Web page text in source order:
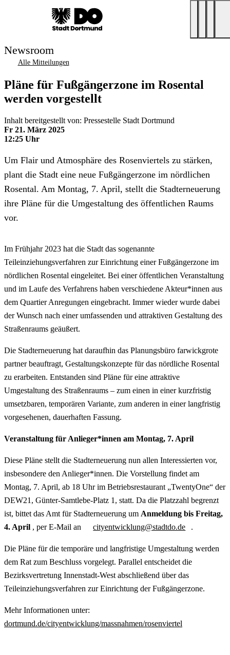
Newsroom
Alle Mitteilungen
Pläne für Fußgängerzone im Rosental
werden vorgestellt
Inhalt bereitgestellt von: Pressestelle Stadt Dortmund
Fr 21. März 2025
12:25 Uhr
Um Flair und Atmosphäre des Rosenviertels zu stärken,
plant die Stadt eine neue Fußgängerzone im nördlichen
Rosental. Am Montag, 7. April, stellt die Stadterneuerung
ihre Pläne für die Umgestaltung des öffentlichen Raums
vor.
Im Frühjahr 2023 hat die Stadt das sogenannte
Teileinziehungsverfahren zur Einrichtung einer Fußgängerzone im
nördlichen Rosental eingeleitet. Bei einer öffentlichen Veranstaltung
und im Laufe des Verfahrens haben verschiedene Akteur*innen aus
dem Quartier Anregungen eingebracht. Immer wieder wurde dabei
der Wunsch nach einer umfassenden und attraktiven Gestaltung des
Straßenraums geäußert.
Die Stadterneuerung hat daraufhin das Planungsbüro farwickgrote
partner beauftragt, Gestaltungskonzepte für das nördliche Rosental
zu erarbeiten. Entstanden sind Pläne für eine attraktive
Umgestaltung des Straßenraums – zum einen in einer kurzfristig
umsetzbaren, temporären Variante, zum anderen in einer langfristig
vorgesehenen, dauerhaften Fassung.
Veranstaltung für Anlieger*innen am Montag, 7. April
Diese Pläne stellt die Stadterneuerung nun allen Interessierten vor,
insbesondere den Anlieger*innen. Die Vorstellung findet am
Montag, 7. April, ab 18 Uhr im Betriebsrestaurant „TwentyOne“ der
DEW21, Günter-Samtlebe-Platz 1, statt. Da die Platzzahl begrenzt
ist, bittet das Amt für Stadterneuerung um Anmeldung bis Freitag,
4. April , per E-Mail an cityentwicklung@stadtdo.de .
Die Pläne für die temporäre und langfristige Umgestaltung werden
dem Rat zum Beschluss vorgelegt. Parallel entscheidet die
Bezirksvertretung Innenstadt-West abschließend über das
Teileinziehungsverfahren zur Einrichtung der Fußgängerzone.
Mehr Informationen unter:
dortmund.de/cityentwicklung/massnahmen/rosenviertel